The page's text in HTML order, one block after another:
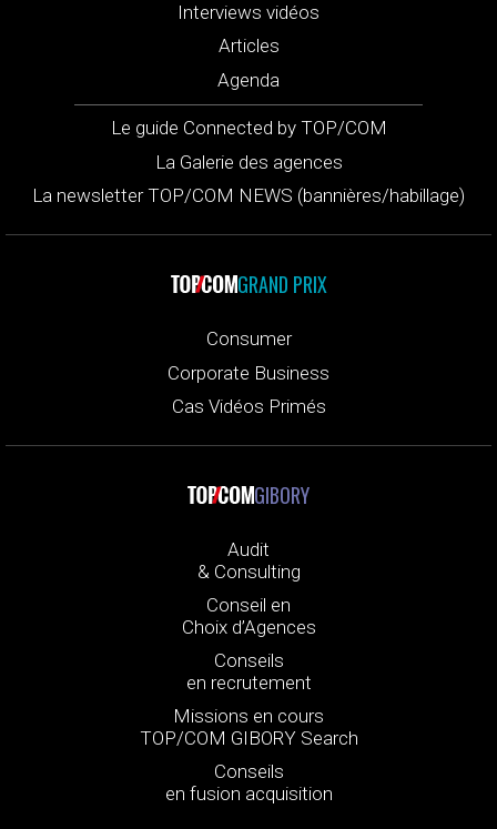
Interviews vidéos
Articles
Agenda
Le guide Connected by TOP/COM
La Galerie des agences
La newsletter TOP/COM NEWS (bannières/habillage)
GRAND PRIX
Consumer
Corporate Business
Cas Vidéos Primés
GIBORY
Audit
& Consulting
Conseil en
Choix d’Agences
Conseils
en recrutement
Missions en cours
TOP/COM GIBORY Search
Conseils
en fusion acquisition